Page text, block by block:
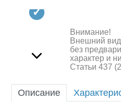
Квадрокоптеры
Конструкторы
Аккумуляторы и батарейки
Внимание!
Внешний вид
без
характер и
Статьи 437
Описание